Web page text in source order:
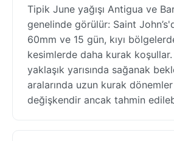
Tipik June yağışı Antigua ve
genelinde görülür: Saint
60mm ve 15 gün, kıyı
kesimlerde daha kurak koşullar.
yaklaşık yarısında sağanak
aralarında uzun kurak dönemler
değişkendir ancak tahmin